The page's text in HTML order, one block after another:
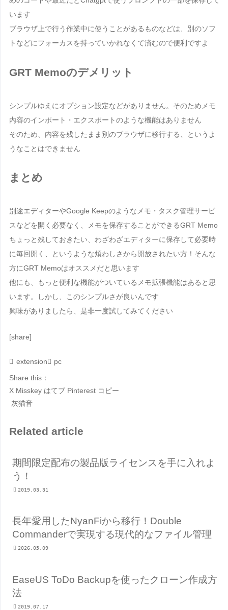
います
ブラウザ上で行う作業中に使うことがあるものなどは、別のソフ
トなどにフォーカスを持っていかれなくて済むので便利ですよ
GRT Memoのデメリット
シンプルゆえにオプション設定などがありません。そのためメモ
内容のインポート・エクスポートのような機能はありません
そのため、内容を残したまま別のブラウザに移行する、というよ
うなことはできません
まとめ
別途エディターやGoogle Keepのようなメモ・タスク管理サービ
スなどを開く必要なく、メモを保存することができるGRT Memo
ちょっと残しておきたい、わざわざエディターに保存して必要時
に毎回開く、というような煩わしさから開放されたい方！そんな
方にGRT Memoはオススメだと思います
他にも、もっと便利な機能がついているメモ拡張機能はあると思
います。しかし、このシンプルさが良いんです
興味がありましたら、是非一度試してみてください
[share]
extension
pc
Share this：
X Misskey はてブ Pinterest コピー
灰猫音
Related article
期間限定配布の製品版ライセンスを手に入れよ
う！
2019.03.31
長年愛用したNyanFiから移行！Double
Commanderで実現する現代的なファイル管理
2026.05.09
EaseUS ToDo Backupを使ったクローン作成方
法
2019.07.17